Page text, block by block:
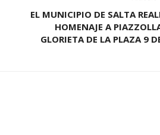
EL MUNICIPIO DE SALTA
HOMENAJE A
GLORIETA DE LA PLAZA 9